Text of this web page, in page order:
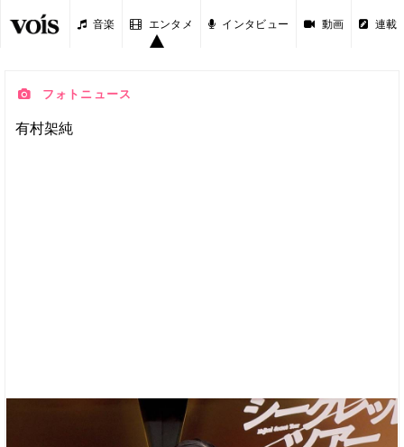
音楽 エンタメ インタビュー 動画 連載
フォトニュース
有村架純